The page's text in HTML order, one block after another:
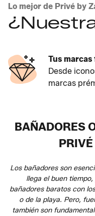
Lo mejor de Privé by
Siempre
Ofertas
tenemos,
BAÑADORES
Los bañadores son
llega el buen
bañadores baratos con
o de la playa. Pero,
también son